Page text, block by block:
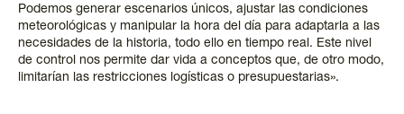
Podemos generar escenarios únicos, ajustar las condiciones
meteorológicas y manipular la hora del día para adaptarla a las
necesidades de la historia, todo ello en tiempo real. Este nivel
de control nos permite dar vida a conceptos que, de otro modo,
limitarían las restricciones logísticas o presupuestarias».